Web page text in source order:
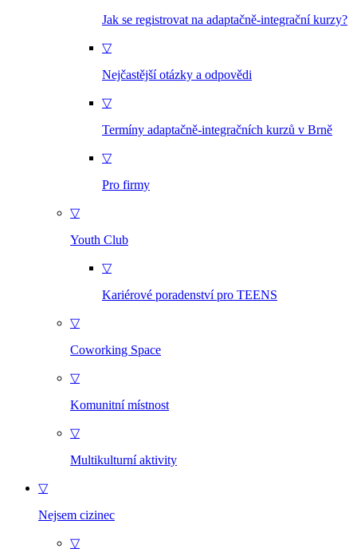
Jak se registrovat na adaptačně-integrační kurzy?
▽
Nejčastější otázky a odpovědi
▽
Termíny adaptačně-integračních kurzů v Brně
▽
Pro firmy
▽
Youth Club
▽
Kariérové poradenství pro TEENS
▽
Coworking Space
▽
Komunitní místnost
▽
Multikulturní aktivity
▽
Nejsem cizinec
▽